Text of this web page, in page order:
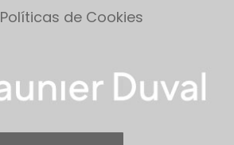
Políticas de Cookies